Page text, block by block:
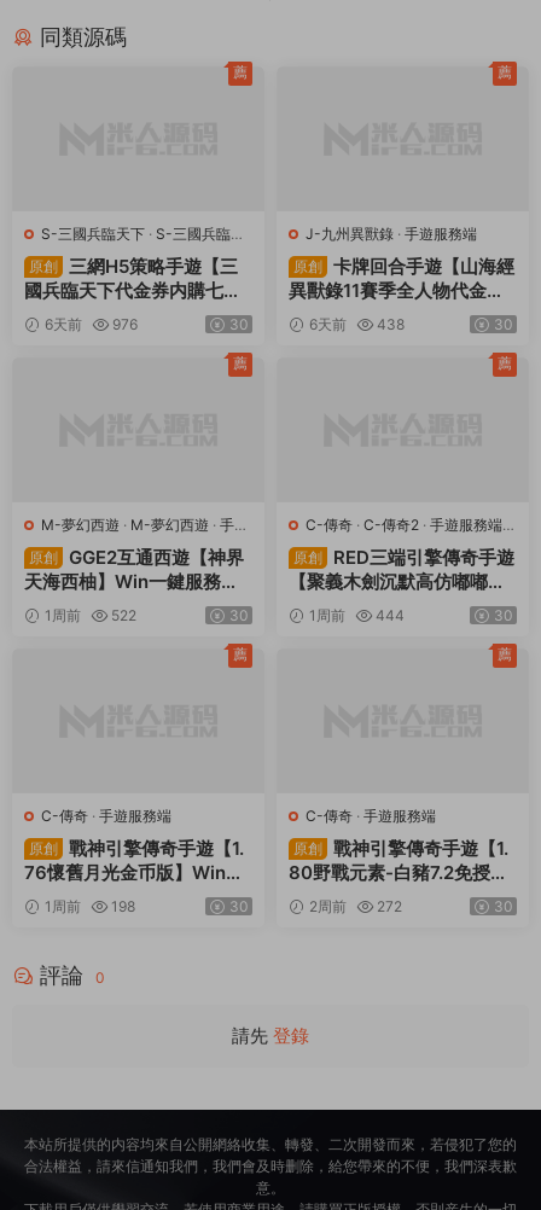
同類源碼
S-三國兵臨天下 · S-三國兵臨天
下· 手遊服務端·頁遊服務端
原創
三網H5策略手遊【三
國兵臨天下代金券内購七合
修複版】Linux手工服務端
+管理後台+GM授權後台
+簡易安卓客戶端+視頻架設
6天前 976 30
薦
J-九州異獸錄 · 手遊服務端
原創
卡牌回合手遊【山海經
異獸錄11賽季全人物代金券
内購版】Win一鍵服務端+授
權GM後台+管理後台+熱更
修改工具+安卓+視頻架設教
6天前 438 30
薦
M-夢幻西遊 · M-夢幻西遊 · 手遊
服務端 · 端遊服務端
原創
GGE2互通西遊【神界
天海西柚】Win一鍵服務端
+安卓蘋果PC三端+内置GM
工具+全套源碼+視頻架設教
1周前 522 30
薦
C-傳奇 · C-傳奇2 · 手遊服務端·
端遊服務端
原創
RED三端引擎傳奇手遊
【聚義木劍沉默高仿嘟嘟沉
默】Win一鍵服務端+安卓蘋
果PC三端+視頻架設教程
1周前 444 30
薦
C-傳奇 · 手遊服務端
原創
戰神引擎傳奇手遊【1.
76懷舊月光金币版】Win一
鍵服務端+安卓蘋果雙端+G
M授權物品後台+視頻架設教
1周前 198 30
薦
C-傳奇 · 手遊服務端
原創
戰神引擎傳奇手遊【1.
80野戰元素-白豬7.2免授
權】Win一鍵服務端+安卓+
GM授權物品後台+視頻架設
2周前 272 30
薦
評論 0
請先 登錄
本站所提供的内容均來自公開網絡收集、轉發、二次開發而來，若侵犯了您的
合法權益，請來信通知我們，我們會及時删除，給您帶來的不便，我們深表歉
意。